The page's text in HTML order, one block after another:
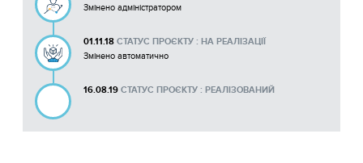
Змінено адміністратором
01.11.18 СТАТУС ПРОЄКТУ : НА РЕАЛІЗАЦІЇ
Змінено автоматично
16.08.19 СТАТУС ПРОЄКТУ : РЕАЛІЗОВАНИЙ